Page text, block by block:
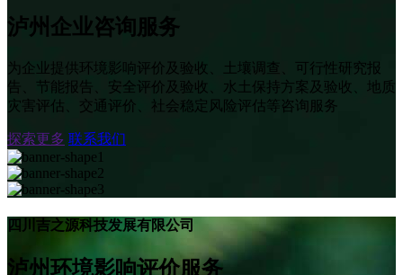
泸州企业咨询服务
为企业提供环境影响评价及验收、土壤调查、可行性研究报
告、节能报告、安全评价及验收、水土保持方案及验收、地质
灾害评估、交通评价、社会稳定风险评估等咨询服务
探索更多 联系我们
四川吉之源科技发展有限公司
泸州环境影响评价服务